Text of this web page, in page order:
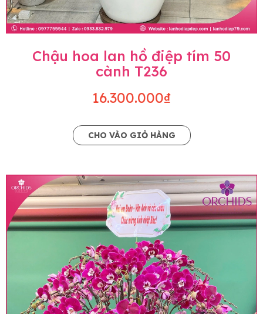
Chậu hoa lan hồ điệp tím 50
cành T236
16.300.000₫
CHO VÀO GIỎ HÀNG